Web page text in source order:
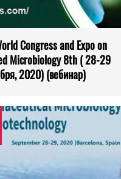
Congress and Expo on
Microbiology 8th ( 28-29
2020) (вебинар)